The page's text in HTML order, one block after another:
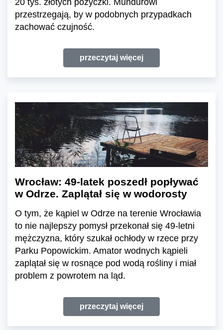
20 tys. złotych pożyczki. Mundurowi
przestrzegają, by w podobnych przypadkach
zachować czujność.
przeczytaj więcej
Wrocław: 49-latek poszedł popływać
w Odrze. Zaplątał się w wodorosty
O tym, że kąpiel w Odrze na terenie Wrocławia
to nie najlepszy pomysł przekonał się 49-letni
mężczyzna, który szukał ochłody w rzece przy
Parku Popowickim. Amator wodnych kąpieli
zaplątał się w rosnące pod wodą rośliny i miał
problem z powrotem na ląd.
przeczytaj więcej